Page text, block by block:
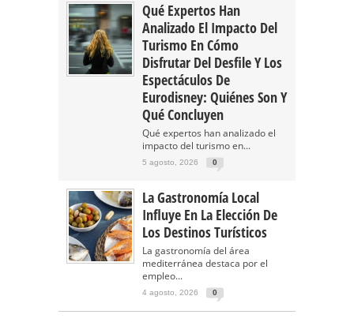
Qué Expertos Han
Analizado El Impacto Del
Turismo En Cómo
Disfrutar Del Desfile Y Los
Espectáculos De
Eurodisney: Quiénes Son Y
Qué Concluyen
Qué expertos han analizado el
impacto del turismo en...
5 agosto, 2026 0
La Gastronomía Local
Influye En La Elección De
Los Destinos Turísticos
La gastronomía del área
mediterránea destaca por el
empleo...
4 agosto, 2026 0